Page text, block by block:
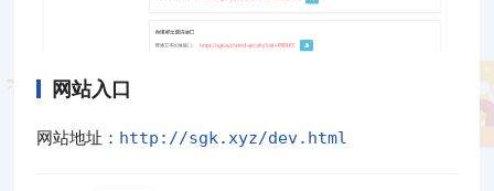
网站入口
网站地址： http://sgk.xyz/dev.html